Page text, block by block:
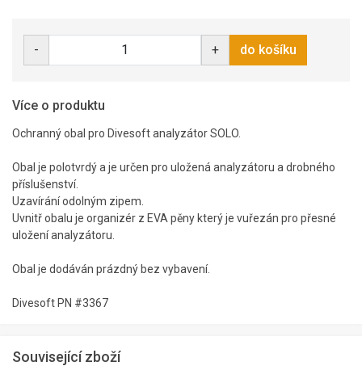
- + do košíku
Více o produktu
Ochranný obal pro Divesoft analyzátor SOLO.
Obal je polotvrdý a je určen pro uložená analyzátoru a drobného
příslušenství.
Uzavírání odolným zipem.
Uvnitř obalu je organizér z EVA pěny který je vuřezán pro přesné
uložení analyzátoru.
Obal je dodáván prázdný bez vybavení.
Divesoft PN #3367
Související zboží